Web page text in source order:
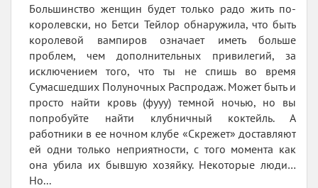
Большинство женщин будет только радо жить по-
королевски, но Бетси Тейлор обнаружила, что быть
королевой вампиров означает иметь больше
проблем, чем дополнительных привилегий, за
исключением того, что ты не спишь во время
Сумасшедших Полуночных Распродаж. Может быть и
просто найти кровь (фууу) темной ночью, но вы
попробуйте найти клубничный коктейль. А
работники в ее ночном клубе «Скрежет» доставляют
ей одни только неприятности, с того момента как
она убила их бывшую хозяйку. Некоторые люди…
Но...